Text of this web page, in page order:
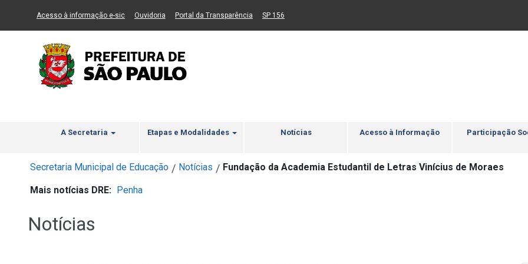
Ir ao Conteúdo Ir para menu principal 2 Ir para busca Ir para rodapé
Acesso à informação e-sic(Link para um novo sítio)
Ouvidoria (Link para um novo sítio)
Portal da Transparência (Link para um novo sítio)
SP 156
A Secretaria Etapas e Modalidades Notícias Acesso à Informação Participação
Secretaria Municipal de Educação / Notícias / Fundação da Academia Estudantil de Letras Vinícius de Moraes
Mais notícias DRE: Penha
Notícias